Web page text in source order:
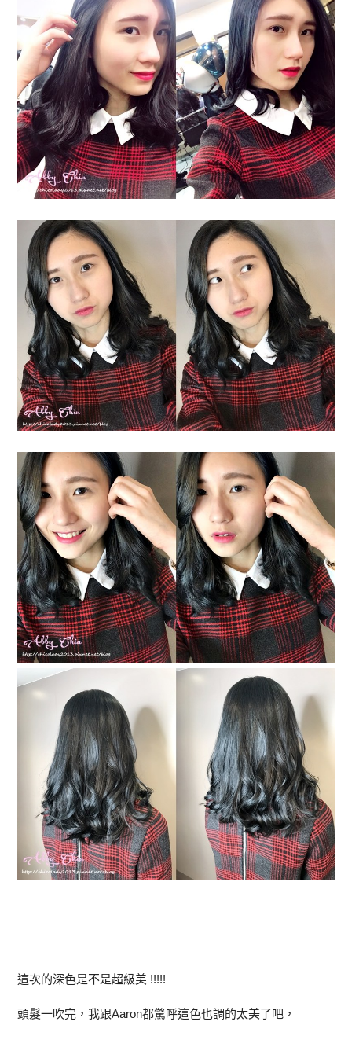
這次的深色是不是超級美 !!!!!
頭髮一吹完，我跟Aaron都驚呼這色也調的太美了吧，